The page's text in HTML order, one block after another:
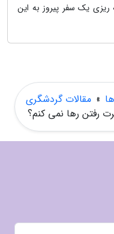
ریزی یک سفر پیروز به این
» مقالات گردشگری
رفتن رها نمی کنم؟